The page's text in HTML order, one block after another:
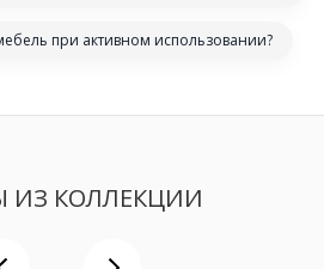
при активном использовании?
ИЗ КОЛЛЕКЦИИ